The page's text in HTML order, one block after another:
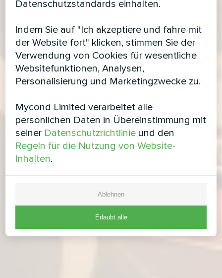
Datenschutzstandards einhalten.
Indem Sie auf "Ich akzeptiere und fahre mit
der Website fort" klicken, stimmen Sie der
Verwendung von Cookies für wesentliche
Websitefunktionen, Analysen,
Personalisierung und Marketingzwecke zu.
Mycond Limited verarbeitet alle
persönlichen Daten in Übereinstimmung mit
seiner Datenschutzrichtlinie und den
Regeln für die Nutzung von Website-
Inhalten.
Ablehnen
Erlaubt alle